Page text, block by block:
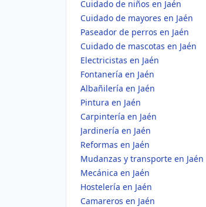
Cuidado de niños en Jaén
Cuidado de mayores en Jaén
Paseador de perros en Jaén
Cuidado de mascotas en Jaén
Electricistas en Jaén
Fontanería en Jaén
Albañilería en Jaén
Pintura en Jaén
Carpintería en Jaén
Jardinería en Jaén
Reformas en Jaén
Mudanzas y transporte en Jaén
Mecánica en Jaén
Hostelería en Jaén
Camareros en Jaén